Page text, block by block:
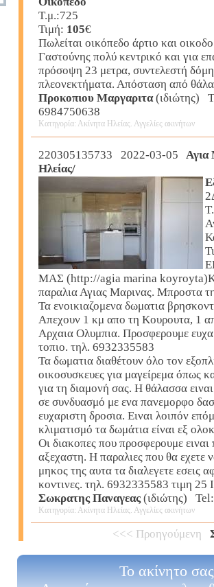
Τ.μ.:725
Τιμή: 105€
Πωλείται οικόπεδο άρτιο και
Γαστούνης πολύ κεντρικό και για
πρόσοψη 23 μετρα, συντελεστή
πλεονεκτήματα. Απόσταση από
Προκοπιου Μαργαριτα(ιδιώτης)
6984750638
Κατηγορία: Ακίνητα Ηλείας. Αγγελίες ακινήτων
220305135733 2022-03-05
Αγια
Ηλείας/
ΜΑΣ (http://agia marina
παραλια Αγιας Μαρινας. Μπροστα
Τα ενοικιαζομενα δωματια
Απεχουν 1 κμ απο τη Κουρουτα, 1
Αρχαια Ολυμπια. Προσφερουμε
τοπιο. τηλ. 6932335583
Τα δωματια διαθέτουν όλο τον
οικοσυσκευες για μαγείρεμα όπως
για τη διαμονή σας. Η θάλασσα
σε συνδυασμό με ενα πανεμορφο
ευχαριστη δροσια. Ειναι λοιπόν
κλιματισμό τα δωμάτια είναι εξ
Οι διακοπες που προσφερουμε
αξεχαστη. Η παραλιες που θα εχετε
μηκος της αυτα τα διαλεγετε εσεις
κοντινες. τηλ. 6932335583 τιμη 25
Σωκρατης Παναγεας(ιδιώτης)
Κατηγορία: Ακίνητα Ηλείας. Αγγελίες ακινήτων
<<< Προηγούμενη
Το ακίνητο